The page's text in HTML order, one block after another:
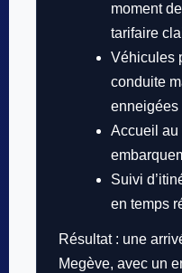
moment
tarifaire
Véhicules
conduite
enneigées
Accueil au
Suivi
en temps
Résultat : une
Megève, avec un